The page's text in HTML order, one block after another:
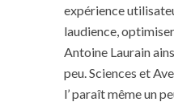
expérience
laudience,
Antoine Laurain
peu. Sciences et
l’ paraît même un